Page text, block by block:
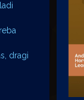
dragi